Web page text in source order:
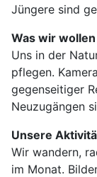
Jüngere sind
Was wir wollen
Uns in der
pflegen.
gegenseitiger
Neuzugängen
Unsere
Wir wandern,
im Monat.